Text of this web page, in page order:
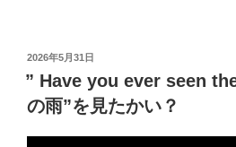
投
稿
2026年5月31日
” Have you ever seen
の雨”を見たかい？